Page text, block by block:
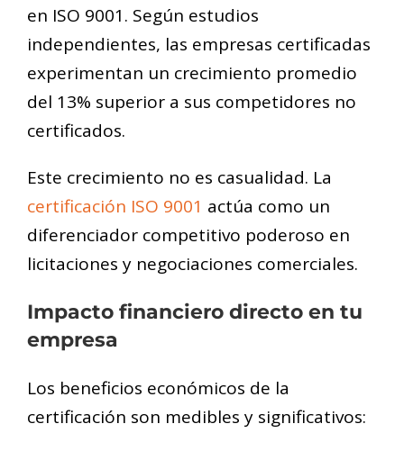
en ISO 9001. Según estudios
independientes, las empresas certificadas
experimentan un crecimiento promedio
del 13% superior a sus competidores no
certificados.
Este crecimiento no es casualidad. La
certificación ISO 9001 actúa como un
diferenciador competitivo poderoso en
licitaciones y negociaciones comerciales.
Impacto financiero directo en tu
empresa
Los beneficios económicos de la
certificación son medibles y significativos: